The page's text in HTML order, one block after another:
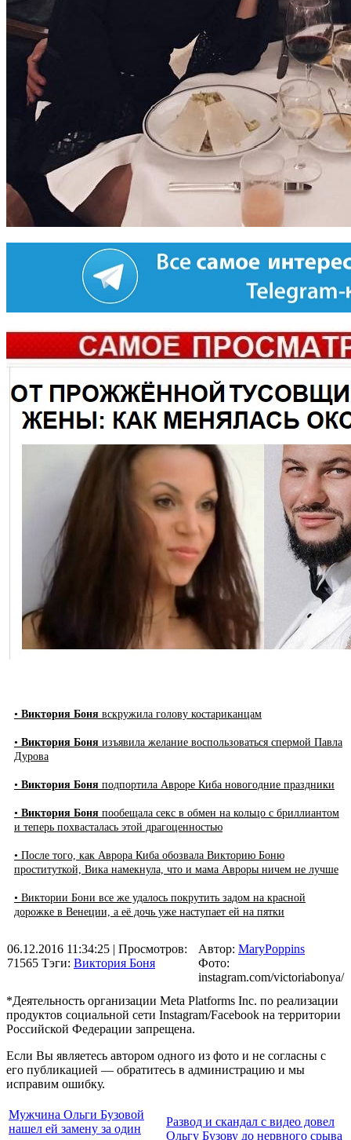
• Виктория Боня вскружила голову костариканцам
• Виктория Боня изъявила желание воспользоваться спермой Павла
Дурова
• Виктория Боня подпортила Авроре Киба новогодние праздники
• Виктория Боня пообещала секс в обмен на кольцо с бриллиантом
и теперь похвасталась этой драгоценностью
• После того, как Аврора Киба обозвала Викторию Боню
проституткой, Вика намекнула, что и мама Авроры ничем не лучше
• Виктории Бони все же удалось покрутить задом на красной
дорожке в Венеции, а её дочь уже наступает ей на пятки
06.12.2016 11:34:25 | Просмотров:
71565 Тэги: Виктория Боня
Автор: MaryPoppins
Фото:
instagram.com/victoriabonya/
*Деятельность организации Meta Platforms Inc. по реализации
продуктов социальной сети Instagram/Facebook на территории
Российской Федерации запрещена.
Если Вы являетесь автором одного из фото и не согласны с
его публикацией — обратитесь в администрацию и мы
исправим ошибку.
Мужчина Ольги Бузовой
нашел ей замену за один
Развод и скандал с видео довел
Ольгу Бузову до нервного срыва